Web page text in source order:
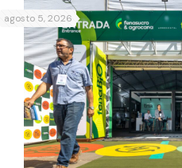
agosto 5, 2026